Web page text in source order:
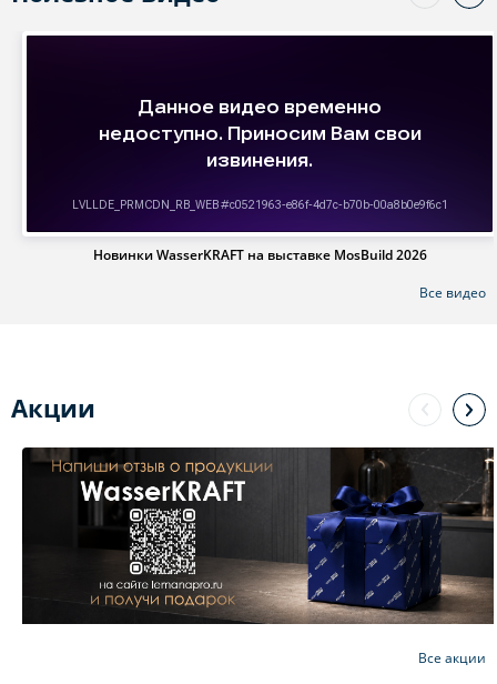
Новинки WasserKRAFT на выставке MosBuild 2026
Все видео
Акции
Все акции